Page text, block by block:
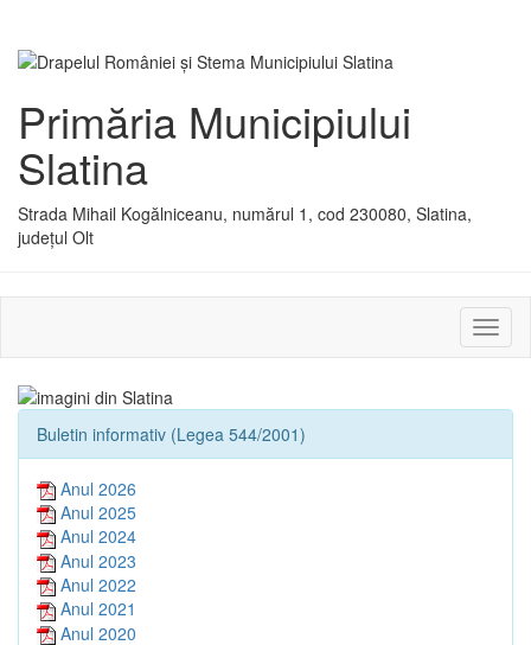
Primăria Municipiului
Slatina
Strada Mihail Kogălniceanu, numărul 1, cod 230080, Slatina,
județul Olt
sau
Buletin informativ (Legea 544/2001)
Anul 2026
Anul 2025
Anul 2024
Anul 2023
Anul 2022
Anul 2021
Anul 2020